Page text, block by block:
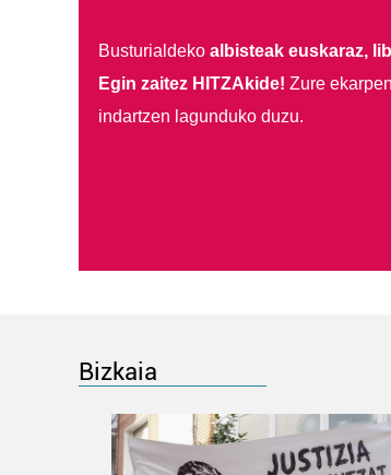
Busturialdeko albisteak euskaraz,
Egin zaitez HITZAkide! Zure
indartzen lagunduko duzu.
Bizkaia